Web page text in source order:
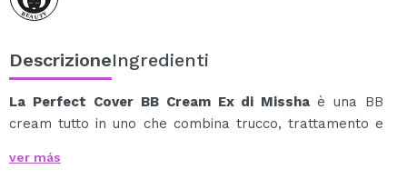
DescrizioneIngredienti
La Perfect Cover BB Cream Ex di Missha è una BB
cream tutto in uno che combina trucco, trattamento e
Ideale per semplificare la tua routine quotidiana,
ver más